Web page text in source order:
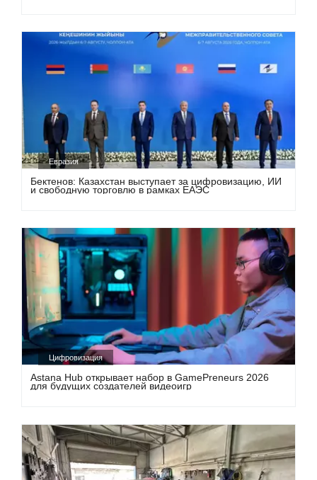
Евразия
Бектенов: Казахстан выступает за цифровизацию, ИИ
и свободную торговлю в рамках ЕАЭС
Цифровизация
Astana Hub открывает набор в GamePreneurs 2026
для будущих создателей видеоигр